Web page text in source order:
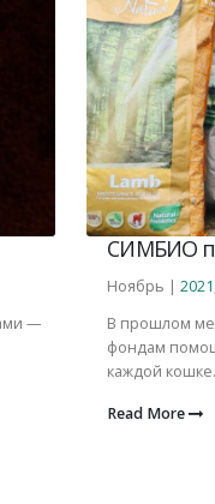
—
СИМБИО
Ноябрь |2021
В прошлом
фондам
каждой
Read More